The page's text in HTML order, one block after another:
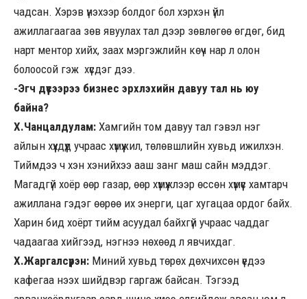
чадсан. Хэрэв үнэхээр болдог бол хэрхэн үйл
ажиллагаагаа зөв явуулах тал дээр зөвлөгөө өгдөг, бид
нарт ментор хийх, заах мэргэжлийн көүч нар л олон
болоосой гэж хүсдэг дээ.
-Эгч дүүсээрээ бизнес эрхлэхийн давуу тал нь юу
байна?
Х.Чанцалдулам: Хамгийн том давуу тал гэвэл нэг
айлын хүүхдүүд учраас хүмүүжил, төлөвшлийн хувьд ижилхэн.
Тиймдээ ч хэн хэнийхээ ааш занг маш сайн мэддэг.
Магадгүй хоёр өөр газар, өөр хүмүүжлээр өссөн хүмүүс хамтарч
ажиллана гэдэг өөрөө их энерги, цаг хугацаа ордог байх.
Харин бид хоёрт тийм асуудал байхгүй учраас чаддаг
чадаагаа хийгээд, нэгнээ нөхөөд л явчихдаг.
Х.Жаргалсүрэн: Миний хувьд төрөх дөхчихсөн үедээ
кафегаа нээх шийдвэр гаргаж байсан. Тэгээд